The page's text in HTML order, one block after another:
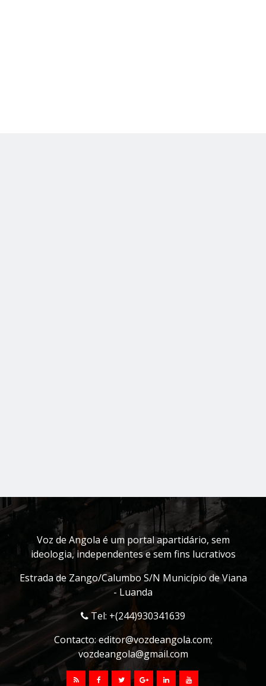
Voz de Angola é um portal apartidário, sem
ideologia, independentes e sem fins lucrativos
Estrada de Zango/Calumbo S/N Município de Viana
- Luanda
Tel: +(244)930341639
Contacto:editor@vozdeangola.com;
vozdeangola@gmail.com